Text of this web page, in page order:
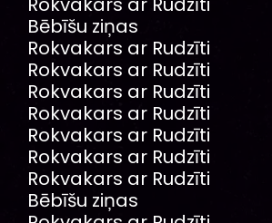
Bēbīšu ziņas
Rokvakars ar Rudzīti
Rokvakars ar Rudzīti
Rokvakars ar Rudzīti
Rokvakars ar Rudzīti
Rokvakars ar Rudzīti
Rokvakars ar Rudzīti
Rokvakars ar Rudzīti
Bēbīšu ziņas